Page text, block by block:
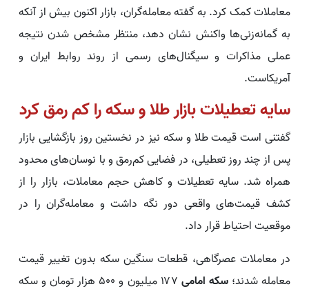
معاملات کمک کرد. به گفته معامله‌گران، بازار اکنون بیش از آنکه
به گمانه‌زنی‌ها واکنش نشان دهد، منتظر مشخص شدن نتیجه
عملی مذاکرات و سیگنال‌های رسمی از روند روابط ایران و
آمریکاست.
سایه تعطیلات بازار طلا و سکه را کم رمق کرد
گفتنی است قیمت طلا و سکه نیز در نخستین روز بازگشایی بازار
پس از چند روز تعطیلی، در فضایی کم‌رمق و با نوسان‌های محدود
همراه شد. سایه تعطیلات و کاهش حجم معاملات، بازار را از
کشف قیمت‌های واقعی دور نگه داشت و معامله‌گران را در
موقعیت احتیاط قرار داد.
در معاملات عصرگاهی، قطعات سنگین سکه بدون تغییر قیمت
معامله شدند؛ سکه امامی
۱۷۷ میلیون و ۵۰۰ هزار تومان و سکه